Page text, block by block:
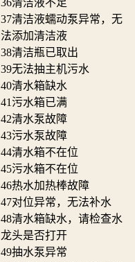
37清洁液蠕动泵异常，无
法添加清洁液
38清洁瓶已取出
39无法抽主机污水
40清水箱缺水
41污水箱已满
42清水泵故障
43污水泵故障
44清水箱不在位
45污水箱不在位
46热水加热棒故障
47对位异常，无法补水
48清水箱缺水，请检查水
龙头是否打开
49抽水泵异常